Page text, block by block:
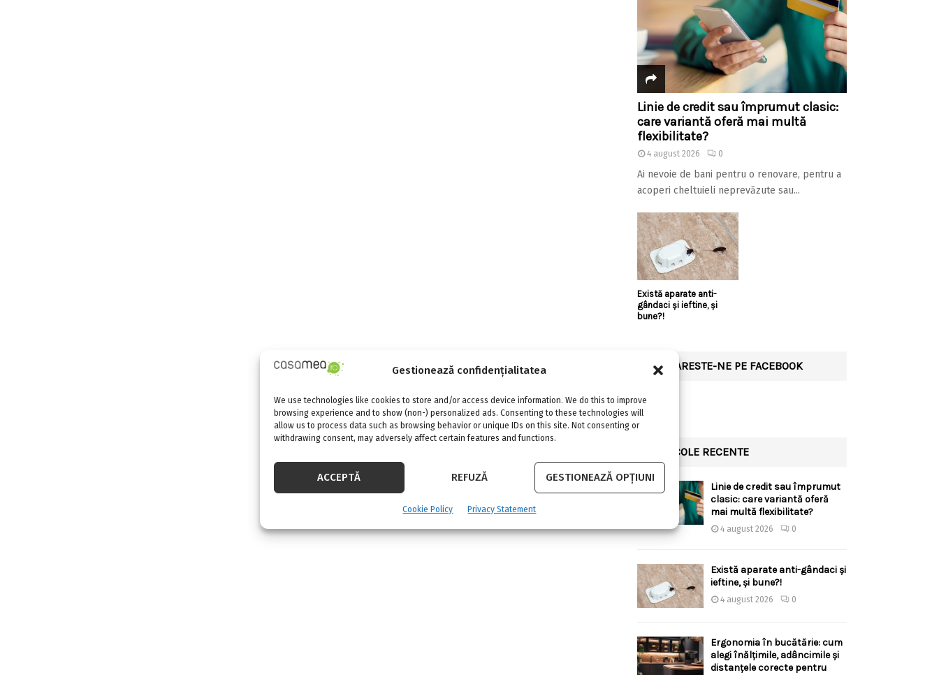
Gestionează confidențialitatea
We use technologies like cookies to store and/or access device information. We do this to improve
browsing experience and to show (non-) personalized ads. Consenting to these technologies will
allow us to process data such as browsing behavior or unique IDs on this site. Not consenting or
withdrawing consent, may adversely affect certain features and functions.
ACCEPTĂ REFUZĂ GESTIONEAZĂ OPȚIUNI
Cookie Policy Privacy Statement
Linie de credit sau împrumut clasic:
care variantă oferă mai multă
flexibilitate?
4 august 2026 0
Ai nevoie de bani pentru o renovare, pentru a
acoperi cheltuieli neprevăzute sau...
Există aparate anti-
gândaci și ieftine, și
bune?!
URMARESTE-NE PE FACEBOOK
ARTICOLE RECENTE
Linie de credit sau împrumut
clasic: care variantă oferă
mai multă flexibilitate?
4 august 2026 0
Există aparate anti-gândaci și
ieftine, și bune?!
4 august 2026 0
Ergonomia în bucătărie: cum
alegi înălțimile, adâncimile și
distanțele corecte pentru